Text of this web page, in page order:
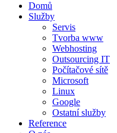
Domů
Služby
Servis
Tvorba www
Webhosting
Outsourcing IT
Počítačové sítě
Microsoft
Linux
Google
Ostatní služby
Reference